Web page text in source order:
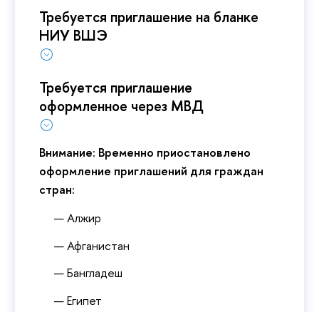
Требуется приглашение на бланке
НИУ ВШЭ
Требуется приглашение
оформленное через МВД
Внимание: Временно приостановлено
оформление приглашений для граждан
стран:
Алжир
Афганистан
Бангладеш
Египет